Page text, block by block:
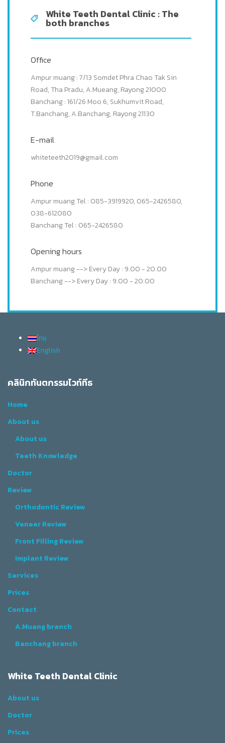
White Teeth Dental Clinic : The
both branches
Office
Ampur muang : 7/13 Somdet Phra Chao Tak Sin
Road, Tha Pradu, A.Mueang, Rayong 21000
Banchang : 161/26 Moo 6, Sukhumvit Road,
T.Banchang, A.Banchang, Rayong 21130
E-mail
whiteteeth2019@gmail.com
Phone
Ampur muang Tel : 085-3919920, 065-2426580,
038-612080
Banchang Tel : 065-2426580
Opening hours
Ampur muang --> Every Day : 9.00 - 20.00
Banchang --> Every Day : 9.00 - 20.00
ไทย
English
คลินิกทันตกรรมไวท์ทีธ
Home
About us
About us
Teeth Knowledge
Doctor
Review
Orthodontic Review
Veneer Review
Front Filling Review
Implant Review
Services
Prices
Contact
A.Muang branch
Banchang branch
White Teeth Dental Clinic
About us
Doctor
Prices